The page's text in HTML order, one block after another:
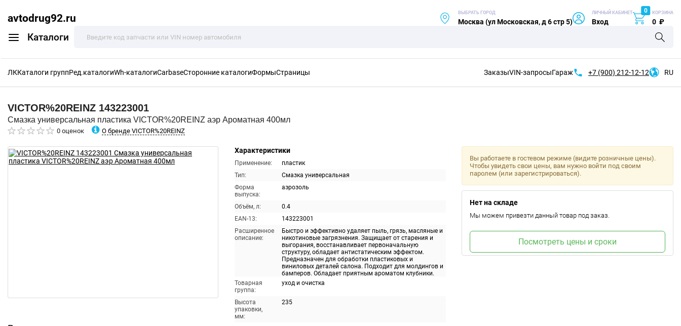
avtodrug92.ru
Каталоги
ВЫБРАТЬ ГОРОД
Москва (ул Московская, д 6 стр 5)
ЛИЧНЫЙ КАБИНЕТ
Вход
0 КОРЗИНА
0 ₽
ЛККаталоги группРед.каталогиWh-каталогиCarbaseСторонние каталогиФормыСтраницы ЗаказыVIN-запросыГараж +7 (900) 212-12-12 RU
VICTOR%20REINZ 143223001
Смазка универсальная пластика VICTOR%20REINZ аэр Ароматная 400мл
0 оценок О бренде VICTOR%20REINZ
Характеристики
Применение:
пластик
Тип:
Смазка универсальная
Форма
выпуска:
аэрозоль
Объём, л:
0.4
EAN-13:
143223001
Расширенное
описание:
Быстро и эффективно удаляет пыль, грязь, масляные и
никотиновые загрязнения. Защищает от старения и
выгорания, восстанавливает первоначальную
структуру, обладает антистатическим эффектом.
Предназначен для обработки пластиковых и
виниловых деталей салона. Подходит для молдингов и
бамперов. Обладает приятным ароматом клубники.
Товарная
группа:
уход и очистка
Высота
упаковки,
мм:
235
Вы работаете в гостевом режиме (видите розничные цены).
Чтобы увидеть свои цены, вам нужно войти под своим
паролем (или зарегистрироваться).
Нет на складе
Мы можем привезти данный товар под заказ.
Посмотреть цены и сроки